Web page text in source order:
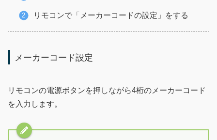
リモコンで「メーカーコードの設定」をする
メーカーコード設定
リモコンの電源ボタンを押しながら4桁のメーカーコード
を入力します。